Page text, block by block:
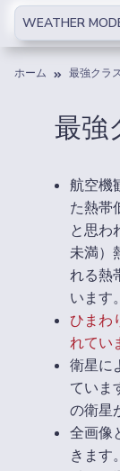
WEATHER
ホーム 最強クラ
最強
航空機
た熱帯
と思
未満）
れる熱
います。
ひまわ
れてい
衛星に
ていま
の衛星
全画像
きます